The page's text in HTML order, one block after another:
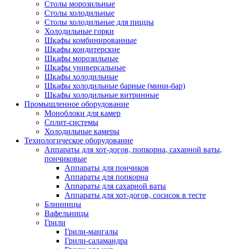
Столы морозильные
Столы холодильные
Столы холодильные для пиццы
Холодильные горки
Шкафы комбинированные
Шкафы кондитерские
Шкафы морозильные
Шкафы универсальные
Шкафы холодильные
Шкафы холодильные барные (мини-бар)
Шкафы холодильные витринные
Промышленное оборудование
Моноблоки для камер
Сплит-системы
Холодильные камеры
Технологическое оборудование
Аппараты для хот-догов, попкорна, сахарной ваты,
пончиковые
Аппараты для пончиков
Аппараты для попкорна
Аппараты для сахарной ваты
Аппараты для хот-догов, сосисок в тесте
Блинницы
Вафельницы
Грили
Грили-мангалы
Грили-саламандра